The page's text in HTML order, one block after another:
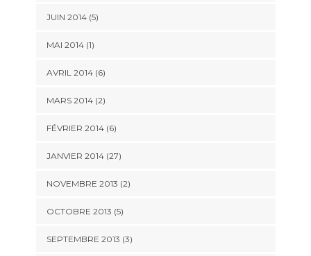
JUIN 2014 (5)
MAI 2014 (1)
AVRIL 2014 (6)
MARS 2014 (2)
FÉVRIER 2014 (6)
JANVIER 2014 (27)
NOVEMBRE 2013 (2)
OCTOBRE 2013 (5)
SEPTEMBRE 2013 (3)